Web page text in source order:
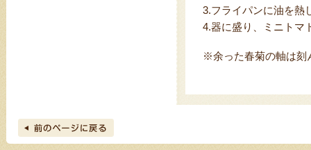
3.フライパンに油を熱
4.器に盛り、ミニトマ
※余った春菊の軸は刻